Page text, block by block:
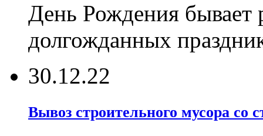
День Рождения бывает
долгожданных
30.12.22
Вывоз строительного мусора со